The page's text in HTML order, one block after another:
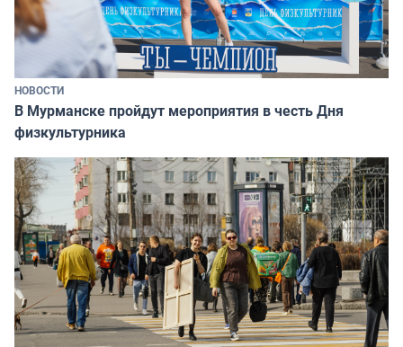
НОВОСТИ
В Мурманске пройдут мероприятия в честь Дня
физкультурника